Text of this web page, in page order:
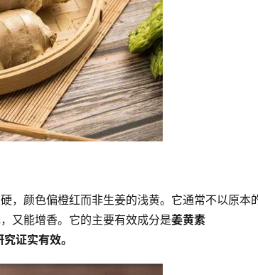
，颜色偏橙红而非生姜的浅黄。它通常不以原本
又能增香。它的主要有效成分是姜黄素
证实有效。